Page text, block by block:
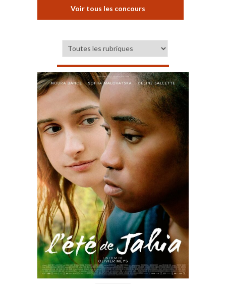
Voir tous les concours